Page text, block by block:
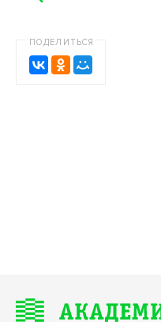
ПОДЕЛИТЬСЯ